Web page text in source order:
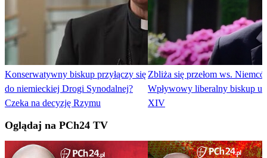
Konserwatywny biskup przyłączy się
do niemieckiej Drogi Synodalnej?
Czeka na decyzję Rzymu
Zbliża się przełom ws.
Wpływowy liberalny biskup u
XIV
Oglądaj na PCh24 TV